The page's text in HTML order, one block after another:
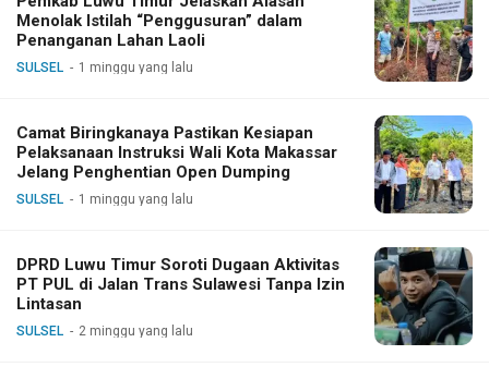
Menolak Istilah “Penggusuran” dalam
Penanganan Lahan Laoli
SULSEL 1 minggu yang lalu
Camat Biringkanaya Pastikan Kesiapan
Pelaksanaan Instruksi Wali Kota Makassar
Jelang Penghentian Open Dumping
SULSEL 1 minggu yang lalu
DPRD Luwu Timur Soroti Dugaan Aktivitas
PT PUL di Jalan Trans Sulawesi Tanpa Izin
Lintasan
SULSEL 2 minggu yang lalu